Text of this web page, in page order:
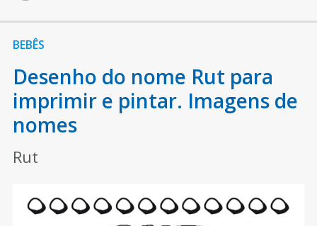
BEBÊS
Desenho do nome Rut para
imprimir e pintar. Imagens de
nomes
Rut